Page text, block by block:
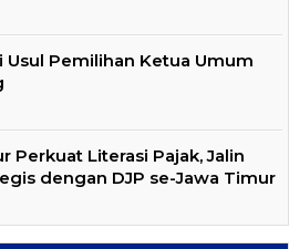
Usul Pemilihan Ketua Umum
Perkuat Literasi Pajak, Jalin
dengan DJP se-Jawa Timur